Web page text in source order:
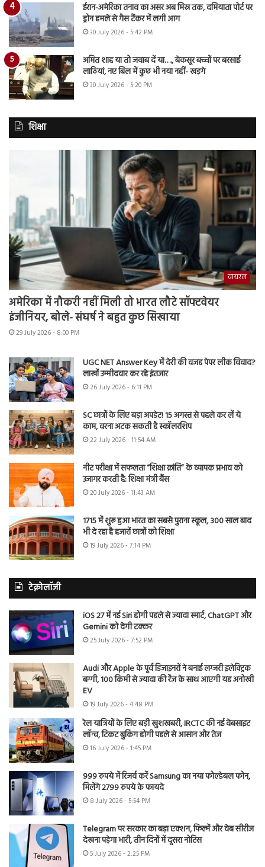
ईरान-अमेरिका तनाव का असर अब मिस्र तक, दमियाता पोर्ट पर
ड्रोन हमले से गैस टैंकर में लगी आग
30 July 2026 - 5:42 PM
अमित शाह या तो जवाब दें या…., बेकसूर बच्चों पर बरसाई
लाठियां, नए बिल में कुछ भी नया नहीं- खड़गे
30 July 2026 - 5:20 PM
शिक्षा
वायरल
अमेरिका में नौकरी नहीं मिली तो भारत लौटे सॉफ्टवेयर
इंजीनियर, बोले- संघर्ष ने बहुत कुछ सिखाया
29 July 2026 - 8:00 PM
UGC NET Answer Key में देरी की वजह पेपर लीक विवाद?
लाखों उम्मीदवार कर रहे इंतजार
26 July 2026 - 6:11 PM
SC छात्रों के लिए बड़ा अपडेट! 15 अगस्त से पहले कर लें ये
काम, वरना अटक सकती है स्कॉलरशिप
22 July 2026 - 11:54 AM
नीट परीक्षा में सफलता “शिक्षा क्रांति” के व्यापक प्रभाव को
उजागर करती है: शिक्षा मंत्री बैंस
20 July 2026 - 11:43 AM
1715 में शुरू हुआ भारत का सबसे पुराना स्कूल, 300 साल बाद
भी दे रहा है हजारों छात्रों को शिक्षा
19 July 2026 - 7:14 PM
टेक्नोलॉजी
iOS 27 में नई Siri होगी पहले से ज्यादा स्मार्ट, ChatGPT और
Gemini को देगी टक्कर
25 July 2026 - 7:52 PM
Audi और Apple के पूर्व डिजाइनरों ने बनाई लग्जरी इलेक्ट्रिक
बग्गी, 100 किमी से ज्यादा की रेंज के साथ आएगी यह अनोखी
EV
19 July 2026 - 4:48 PM
रेल यात्रियों के लिए बड़ी खुशखबरी, IRCTC की नई वेबसाइट
लॉन्च, टिकट बुकिंग होगी पहले से आसान और तेज
16 July 2026 - 1:45 PM
999 रुपये में रिजर्व करें Samsung का नया फोल्डेबल फोन,
मिलेंगे 2799 रुपये के फायदे
8 July 2026 - 5:54 PM
Telegram पर सरकार का बड़ा एक्शन, फिल्में और वेब सीरीज
देखना पड़ेगा भारी, तीन दिनों में दूसरा नोटिस
5 July 2026 - 2:25 PM